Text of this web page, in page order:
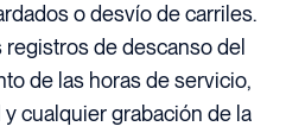
o desvío de carriles.
de descanso del
de las horas de servicio,
cualquier grabación de la